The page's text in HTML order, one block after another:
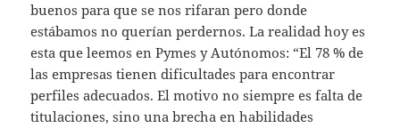
buenos para que se nos rifaran pero donde
estábamos no querían perdernos. La realidad hoy es
esta que leemos en Pymes y Autónomos: “El 78 % de
las empresas tienen dificultades para encontrar
perfiles adecuados. El motivo no siempre es falta de
titulaciones, sino una brecha en habilidades